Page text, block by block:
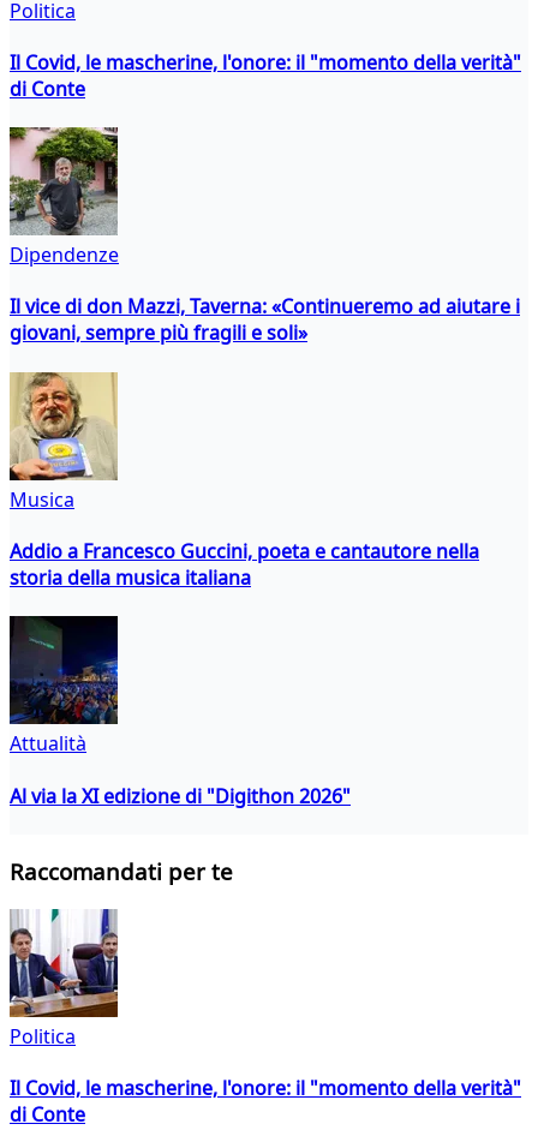
Politica
Il Covid, le mascherine, l'onore: il "momento della verità"
di Conte
Dipendenze
Il vice di don Mazzi, Taverna: «Continueremo ad aiutare i
giovani, sempre più fragili e soli»
Musica
Addio a Francesco Guccini, poeta e cantautore nella
storia della musica italiana
Attualità
Al via la XI edizione di "Digithon 2026"
Raccomandati per te
Politica
Il Covid, le mascherine, l'onore: il "momento della verità"
di Conte